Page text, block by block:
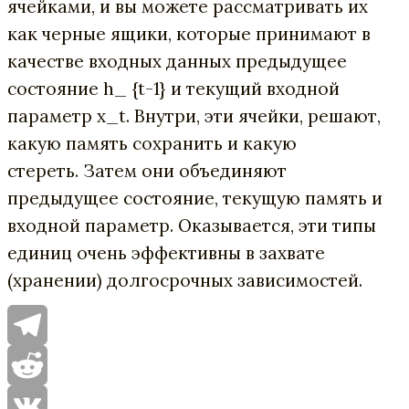
ячейками, и вы можете рассматривать их
как черные ящики, которые принимают в
качестве входных данных предыдущее
состояние h_ {t-1} и текущий входной
параметр x_t. Внутри, эти ячейки, решают,
какую память сохранить и какую
стереть. Затем они объединяют
предыдущее состояние, текущую память и
входной параметр. Оказывается, эти типы
единиц очень эффективны в захвате
(хранении) долгосрочных зависимостей.
Telegram
Reddit